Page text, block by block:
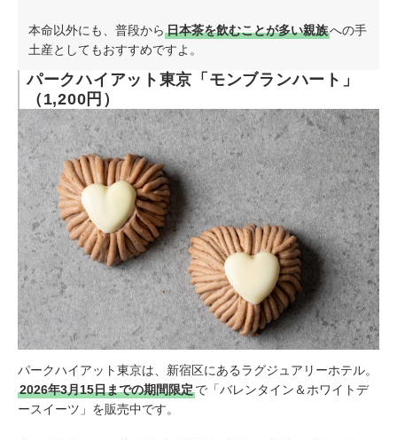
本命以外にも、普段から 日本茶を飲むことが多い親族への手
土産としてもおすすめですよ。
パークハイアット東京「モンブランハート」
（1,200円）
パークハイアット東京は、新宿区にあるラグジュアリーホテル。
2026年3月15日までの期間限定で「バレンタイン＆ホワイトデ
ースイーツ」を販売中です。